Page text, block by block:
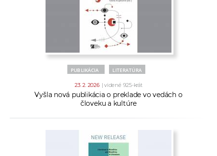
PUBLIKÁCIA LITERATÚRA
23. 2. 2026 | videné 925-krát
Vyšla nová publikácia o preklade vo vedách o
človeku a kultúre